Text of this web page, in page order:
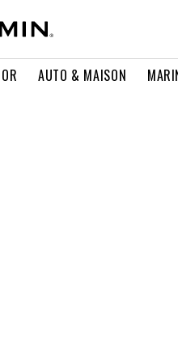
AUTO & MAISON